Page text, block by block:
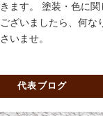
ます。 塗装・色に関
ざいましたら、何な
いませ。
代表ブログ